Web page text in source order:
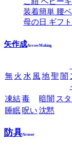
装着簡単 腰
母の日 ギフ
矢作成ArrowMaking
無 火 水 風地聖 闇
凍結毒 暗闇 ス
睡眠 呪い 沈黙
防具Armor